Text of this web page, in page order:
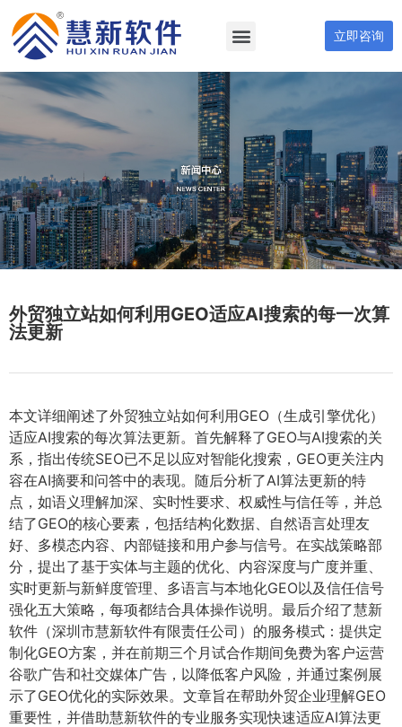
立即咨询
外贸独立站如何利用GEO适应AI搜索的每一次算
法更新
本文详细阐述了外贸独立站如何利用GEO（生成引擎优化）
适应AI搜索的每次算法更新。首先解释了GEO与AI搜索的关
系，指出传统SEO已不足以应对智能化搜索，GEO更关注内
容在AI摘要和问答中的表现。随后分析了AI算法更新的特
点，如语义理解加深、实时性要求、权威性与信任等，并总
结了GEO的核心要素，包括结构化数据、自然语言处理友
好、多模态内容、内部链接和用户参与信号。在实战策略部
分，提出了基于实体与主题的优化、内容深度与广度并重、
实时更新与新鲜度管理、多语言与本地化GEO以及信任信号
强化五大策略，每项都结合具体操作说明。最后介绍了慧新
软件（深圳市慧新软件有限责任公司）的服务模式：提供定
制化GEO方案，并在前期三个月试合作期间免费为客户运营
谷歌广告和社交媒体广告，以降低客户风险，并通过案例展
示了GEO优化的实际效果。文章旨在帮助外贸企业理解GEO
重要性，并借助慧新软件的专业服务实现快速适应AI算法更